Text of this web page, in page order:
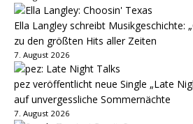
Ella Langley schreibt Musikgeschichte:
zu den größten Hits aller Zeiten
7. August 2026
pez veröffentlicht neue Single „Late
auf unvergessliche Sommernächte
7. August 2026